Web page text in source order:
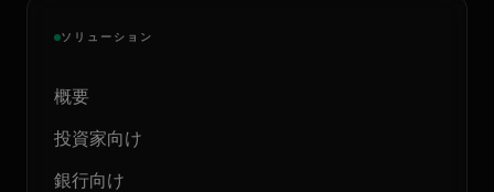
ソリューション
概要
投資家向け
銀行向け